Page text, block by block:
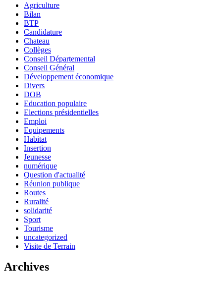
Agriculture
Bilan
BTP
Candidature
Chateau
Collèges
Conseil Départemental
Conseil Général
Développement économique
Divers
DOB
Education populaire
Elections présidentielles
Emploi
Equipements
Habitat
Insertion
Jeunesse
numérique
Question d'actualité
Réunion publique
Routes
Ruralité
solidarité
Sport
Tourisme
uncategorized
Visite de Terrain
Archives